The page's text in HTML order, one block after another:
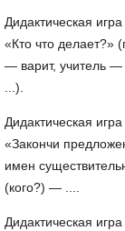
Дидактическая игра
«Кто что делает?»
— варит, учитель
...).
Дидактическая игра
«Закончи
имен
(кого?) — ....
Дидактическая игра